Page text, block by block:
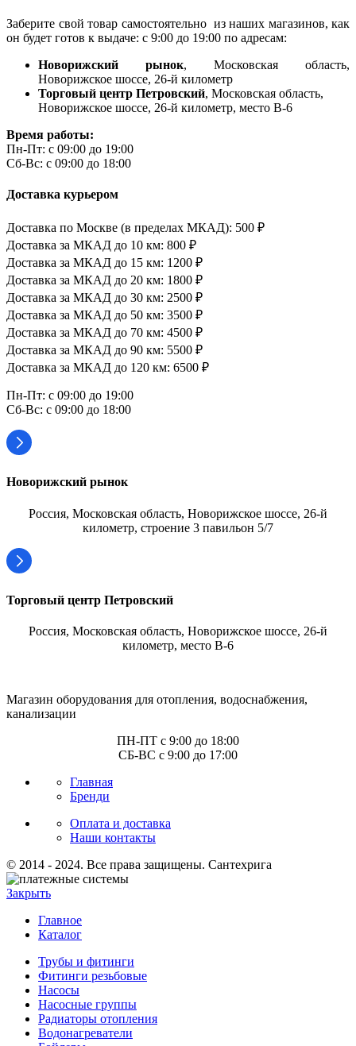
Заберите свой товар самостоятельно из наших магазинов, как
он будет готов к выдаче: с 9:00 до 19:00 по адресам:
Новорижский рынок, Московская область,
Новорижское шоссе, 26-й километр
Торговый центр Петровский, Московская область,
Новорижское шоссе, 26-й километр, место В-6
Время работы:
Пн-Пт: с 09:00 до 19:00
Сб-Вс: с 09:00 до 18:00
Доставка курьером
Доставка по Москве (в пределах МКАД): 500 ₽
Доставка за МКАД до 10 км: 800 ₽
Доставка за МКАД до 15 км: 1200 ₽
Доставка за МКАД до 20 км: 1800 ₽
Доставка за МКАД до 30 км: 2500 ₽
Доставка за МКАД до 50 км: 3500 ₽
Доставка за МКАД до 70 км: 4500 ₽
Доставка за МКАД до 90 км: 5500 ₽
Доставка за МКАД до 120 км: 6500 ₽
Пн-Пт: с 09:00 до 19:00
Сб-Вс: с 09:00 до 18:00
Новорижский рынок
Россия, Московская область, Новорижское шоссе, 26-й
километр, строение 3 павильон 5/7
Торговый центр Петровский
Россия, Московская область, Новорижское шоссе, 26-й
километр, место В-6
Магазин оборудования для отопления, водоснабжения,
канализации
ПН-ПТ с 9:00 до 18:00
СБ-ВС с 9:00 до 17:00
Главная
Бренди
Оплата и доставка
Наши контакты
© 2014 - 2024. Все права защищены. Сантехрига
Закрыть
Главное
Каталог
Трубы и фитинги
Фитинги резьбовые
Насосы
Насосные группы
Радиаторы отопления
Водонагреватели